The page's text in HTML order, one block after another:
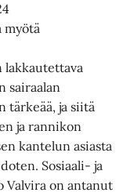
myötä
lakkautettava
sairaalan
tärkeää, ja siitä
ja rannikon
kantelun asiasta
Sosiaali- ja
Valvira on antanut